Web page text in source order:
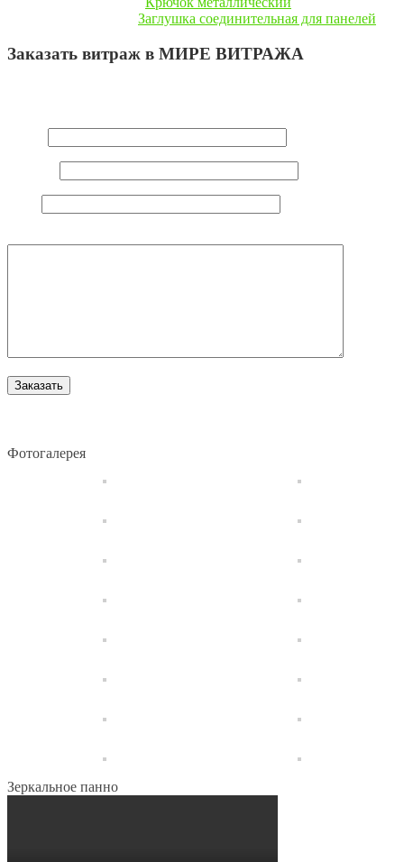
Заглушка соединительная для панелей
Заказать витраж в МИРЕ ВИТРАЖА
Фотогалерея
Зеркальное панно